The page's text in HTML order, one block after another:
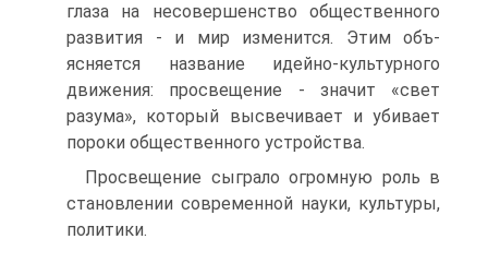
глаза на несовершенство общественного
развития - и мир изменится. Этим объ­
ясняется название идейно-культурного
движения: просвещение - значит «свет
разума», который высвечивает и убивает
пороки общественного устройства.
Просвещение сыграло огромную роль в
становлении современной науки, культуры,
политики.